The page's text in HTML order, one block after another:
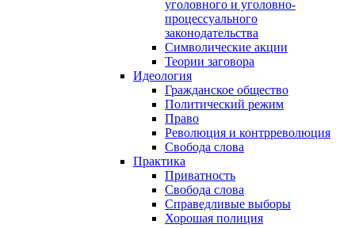
уголовного и уголовно-
процессуального
законодательства
Символические акции
Теории заговора
Идеология
Гражданское общество
Политический режим
Право
Революция и контрреволюция
Свобода слова
Практика
Приватность
Свобода слова
Справедливые выборы
Хорошая полиция